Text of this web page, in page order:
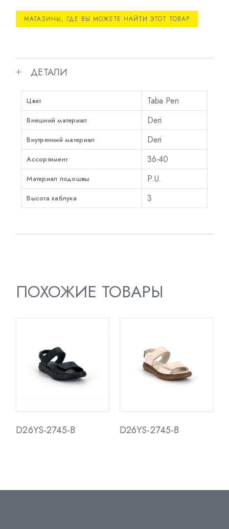
МАГАЗИНЫ, ГДЕ ВЫ МОЖЕТЕ НАЙТИ ЭТОТ ТОВАР
ДЕТАЛИ
Цвет Taba Pen
Внешний материал Deri
Внутренний материал Deri
Ассортимент 36-40
Материал подошвы P.U.
Высота каблука 3
ПОХОЖИЕ ТОВАРЫ
D26YS-2745-B D26YS-2745-B